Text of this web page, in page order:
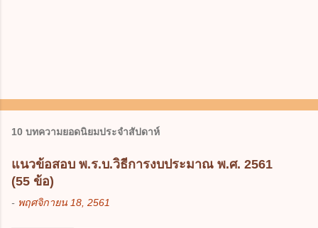
10 บทความยอดนิยมประจำสัปดาห์
แนวข้อสอบ พ.ร.บ.วิธีการงบประมาณ พ.ศ. 2561
(55 ข้อ)
- พฤศจิกายน 18, 2561